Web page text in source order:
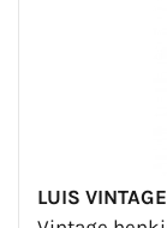
LUIS